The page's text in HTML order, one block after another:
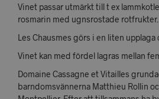
Vinet passar utmärkt till t ex
rosmarin med ugnsrostade rotfrukter.
Les Chausmes görs i en liten upplaga
Vinet kan med fördel lagras mellan
Domaine Cassagne et Vitailles
barndomsvännerna Matthieu Rollin